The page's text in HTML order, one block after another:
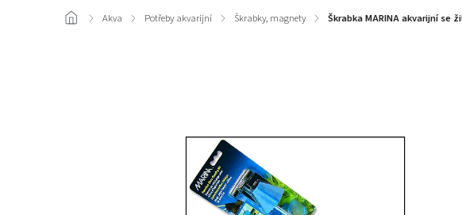
/ Akva / Potřeby akvarijní / Škrabky, magnety / Škrabka MARINA akvarijní se